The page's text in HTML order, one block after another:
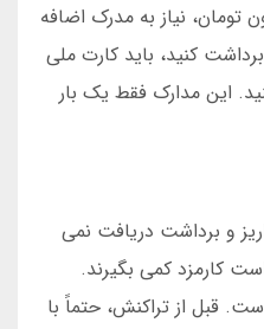
های زیر ۵۰ میلیون تومان، نیاز به مدرک اضافه
کنید، باید کارت ملی
این مدارک فقط یک بار
و برداشت دریافت نمی
کارمزد کمی بگیرند.
زیر ۱ درصد است. قبل از تراکنش، حتماً با